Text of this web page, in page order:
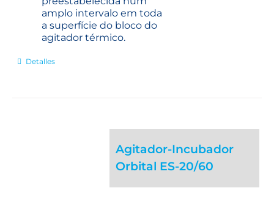
amplo intervalo em toda
a superfície do bloco do
agitador térmico.
Detalles
Agitador-Incubador
Orbital ES-20/60